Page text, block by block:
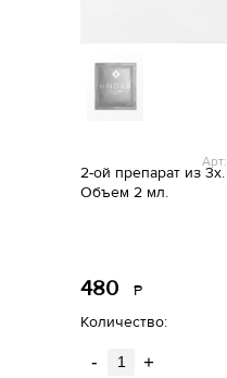
2-ой препарат из 3х.
Объем 2 мл.
480 Р
Количество:
- +